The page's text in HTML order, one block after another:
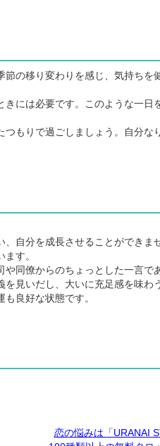
の移り変わりを感じ、気持ちを
には必要です。このような一日
もりで過ごしましょう。自分な
自分を成長させることができま
す。
同僚からのちょっとした一言で
見いだし、大いに充足感を味わ
良好な状態です。
恋の悩みは「URANAI